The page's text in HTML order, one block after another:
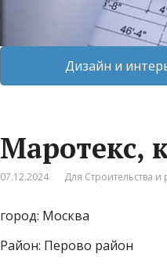
Дизайн и
Маротекс,
07.12.2024 Для Строительства и
город: Москва
Район: Перово район